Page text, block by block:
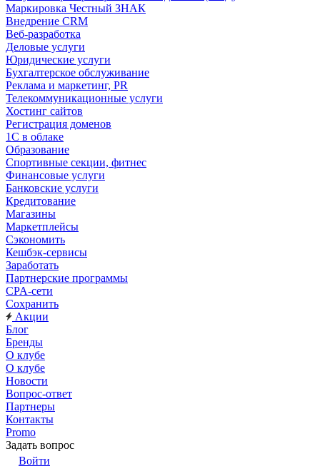
Маркировка Честный ЗНАК
Внедрение CRM
Веб-разработка
Деловые услуги
Юридические услуги
Бухгалтерское обслуживание
Реклама и маркетинг, PR
Телекоммуникационные услуги
Хостинг сайтов
Регистрация доменов
1С в облаке
Образование
Спортивные секции, фитнес
Финансовые услуги
Банковские услуги
Кредитование
Магазины
Маркетплейсы
Сэкономить
Кешбэк-сервисы
Заработать
Партнерские программы
CPA-сети
Сохранить
Акции
Блог
Бренды
О клубе
О клубе
Новости
Вопрос-ответ
Партнеры
Контакты
Promo
Задать вопрос
Войти